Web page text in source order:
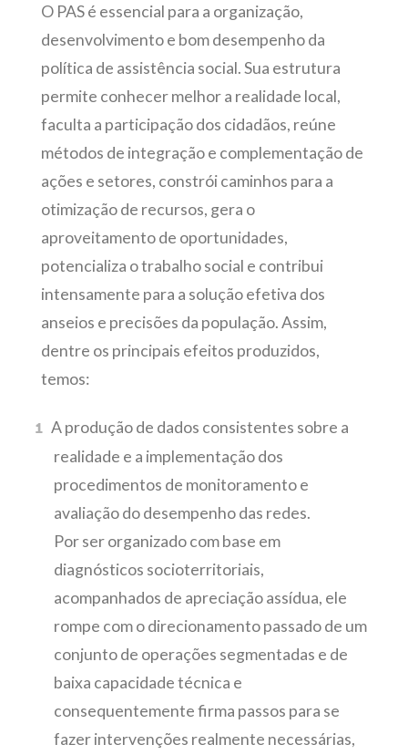
O PAS é essencial para a organização,
desenvolvimento e bom desempenho da
política de assistência social. Sua estrutura
permite conhecer melhor a realidade local,
faculta a participação dos cidadãos, reúne
métodos de integração e complementação de
ações e setores, constrói caminhos para a
otimização de recursos, gera o
aproveitamento de oportunidades,
potencializa o trabalho social e contribui
intensamente para a solução efetiva dos
anseios e precisões da população. Assim,
dentre os principais efeitos produzidos,
temos:
A produção de dados consistentes sobre a
realidade e a implementação dos
procedimentos de monitoramento e
avaliação do desempenho das redes.
Por ser organizado com base em
diagnósticos socioterritoriais,
acompanhados de apreciação assídua, ele
rompe com o direcionamento passado de um
conjunto de operações segmentadas e de
baixa capacidade técnica e
consequentemente firma passos para se
fazer intervenções realmente necessárias,